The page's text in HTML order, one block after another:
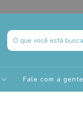
Fale com a gente